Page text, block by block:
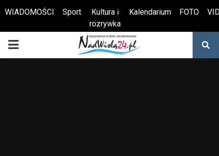
Otwórz pasek narzędzi
WIADOMOŚCI Sport
Kultura i
rozrywka
Kalendarium FOTO
PRIMARY